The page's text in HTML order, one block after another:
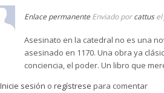
Enlace permanente Enviado porcattusel
Asesinato en la catedral no es una
asesinado en 1170. Una obra ya
conciencia, el poder. Un libro que
Inicie sesión o regístrese para comentar